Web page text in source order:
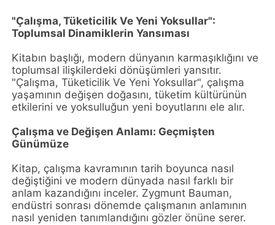
"Çalışma, Tüketicilik Ve Yeni Yoksullar":
Toplumsal Dinamiklerin Yansıması
Kitabın başlığı, modern dünyanın karmaşıklığını ve
toplumsal ilişkilerdeki dönüşümleri yansıtır.
"Çalışma, Tüketicilik Ve Yeni Yoksullar", çalışma
yaşamının değişen doğasını, tüketim kültürünün
etkilerini ve yoksulluğun yeni boyutlarını ele alır.
Çalışma ve Değişen Anlamı: Geçmişten
Günümüze
Kitap, çalışma kavramının tarih boyunca nasıl
değiştiğini ve modern dünyada nasıl farklı bir
anlam kazandığını inceler. Zygmunt Bauman,
endüstri sonrası dönemde çalışmanın anlamının
nasıl yeniden tanımlandığını gözler önüne serer.